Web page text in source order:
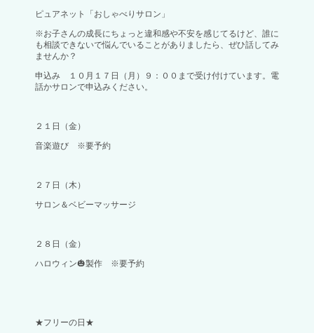
ピュアネット「おしゃべりサロン」
※お子さんの成長にちょっと違和感や不安を感じてるけど、誰に
も相談できないで悩んでいることがありましたら、ぜひ話してみ
ませんか？
申込み １０月１７日（月）９：００まで受け付けています。電
話かサロンで申込みください。
２１日（金）
音楽遊び ※要予約
２７日（木）
サロン＆ベビーマッサージ
２８日（金）
ハロウィン🎃製作 ※要予約
★フリーの日★